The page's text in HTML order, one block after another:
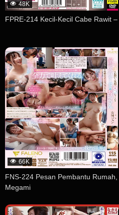
48K
FPRE-214 Kecil-Kecil Cabe Rawit
66K
FNS-224 Pesan Pembantu
Megami